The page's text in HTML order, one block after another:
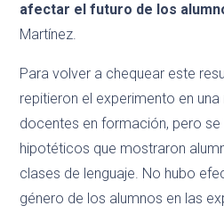
afectar el futuro de los
Martínez.
Para volver a chequear este
repitieron el experimento en
docentes en formación, pero
hipotéticos que mostraron
clases de lenguaje. No hubo
género de los alumnos en las